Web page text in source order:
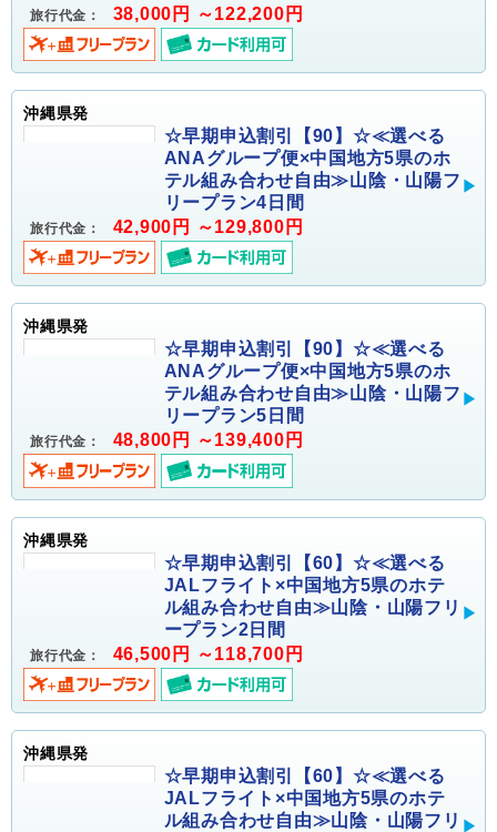
旅行代金： 38,000円 ～122,200円
沖縄県発
☆早期申込割引【90】☆≪選べる
ANAグループ便×中国地方5県のホ
テル組み合わせ自由≫山陰・山陽フ
リープラン4日間
旅行代金： 42,900円 ～129,800円
沖縄県発
☆早期申込割引【90】☆≪選べる
ANAグループ便×中国地方5県のホ
テル組み合わせ自由≫山陰・山陽フ
リープラン5日間
旅行代金： 48,800円 ～139,400円
沖縄県発
☆早期申込割引【60】☆≪選べる
JALフライト×中国地方5県のホテ
ル組み合わせ自由≫山陰・山陽フリ
ープラン2日間
旅行代金： 46,500円 ～118,700円
沖縄県発
☆早期申込割引【60】☆≪選べる
JALフライト×中国地方5県のホテ
ル組み合わせ自由≫山陰・山陽フリ